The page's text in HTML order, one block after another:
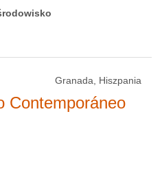
Granada, Hiszpania
Contemporáneo